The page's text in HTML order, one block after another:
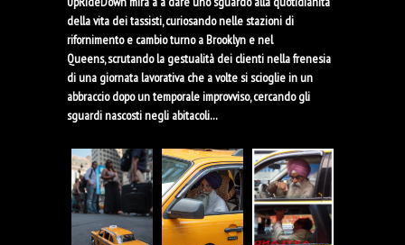
della vita dei tassisti, curiosando nelle stazioni di
rifornimento e cambio turno a Brooklyn e nel
Queens, scrutando la gestualità dei clienti nella frenesia
di una giornata lavorativa che a volte si scioglie in un
abbraccio dopo un temporale improvviso, cercando gli
sguardi nascosti negli abitacoli…